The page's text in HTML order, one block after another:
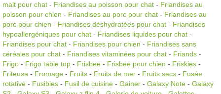
malt pour chat - Friandises au poisson pour chat - Friandises au
poisson pour chien - Friandises au porc pour chat - Friandises au
porc pour chien - Friandises déshydratées pour chat - Friandises
hypoallergéniques pour chat - Friandises liquides pour chat -
Friandises pour chat - Friandises pour chien - Friandises sans
céréales pour chat - Friandises vitaminées pour chat - Friands -
Frigo - Frigo table top - Frisbee - Frisbee pour chien - Friskies -
Friteuse - Fromage - Fruits - Fruits de mer - Fruits secs - Fusée
rotative - Fusibles - Fusil de cuisine - Gainer - Galaxy Note - Galaxy